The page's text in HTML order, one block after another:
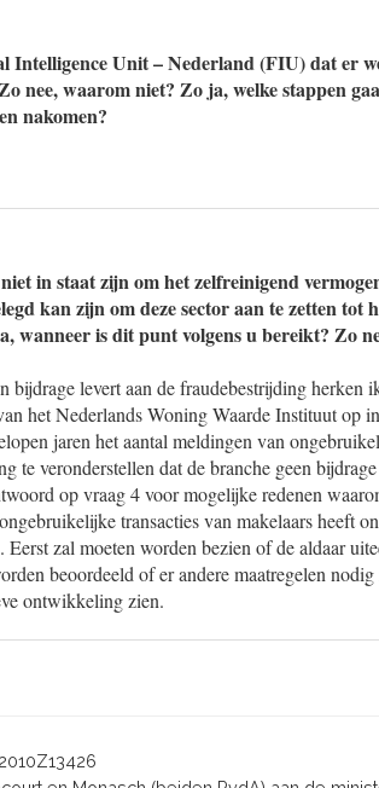
Intelligence Unit – Nederland (FIU) dat er
nee, waarom niet? Zo ja, welke stappen
nakomen?
in staat zijn om het zelfreinigend
kan zijn om deze sector aan te zetten tot
wanneer is dit punt volgens u bereikt? Zo
bijdrage levert aan de fraudebestrijding
het Nederlands Woning Waarde Instituut op
jaren het aantal meldingen van
te veronderstellen dat de branche geen
op vraag 4 voor mogelijke redenen
transacties van makelaars heeft
zal moeten worden bezien of de aldaar
beoordeeld of er andere maatregelen
ontwikkeling zien.